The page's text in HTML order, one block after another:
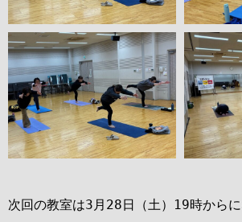
次回の教室は3月28日（土）19時からに